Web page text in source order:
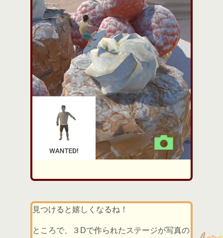
見つけると嬉しくなるね！
ところで、３Dで作られたステージが写真の